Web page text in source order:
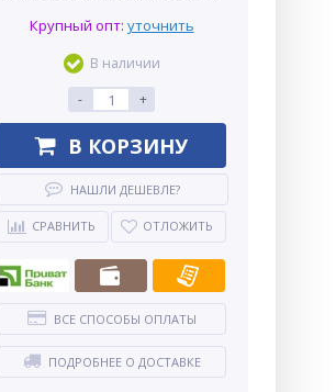
Крупный опт: уточнить
В наличии
-
+
В КОРЗИНУ
НАШЛИ ДЕШЕВЛЕ?
СРАВНИТЬ ОТЛОЖИТЬ
ВСЕ СПОСОБЫ ОПЛАТЫ
ПОДРОБНЕЕ О ДОСТАВКЕ